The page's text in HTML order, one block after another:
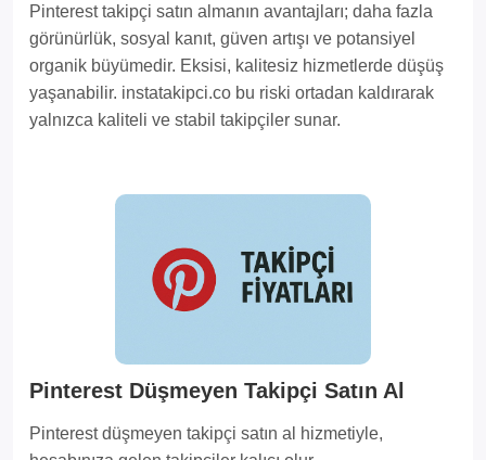
Pinterest takipçi satın almanın avantajları; daha fazla
görünürlük, sosyal kanıt, güven artışı ve potansiyel
organik büyümedir. Eksisi, kalitesiz hizmetlerde düşüş
yaşanabilir. instatakipci.co bu riski ortadan kaldırarak
yalnızca kaliteli ve stabil takipçiler sunar.
Pinterest Düşmeyen Takipçi Satın Al
Pinterest düşmeyen takipçi satın al hizmetiyle,